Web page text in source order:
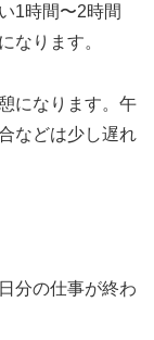
1時間〜2時間
なります。
になります。午
などは少し遅れ
分の仕事が終わ